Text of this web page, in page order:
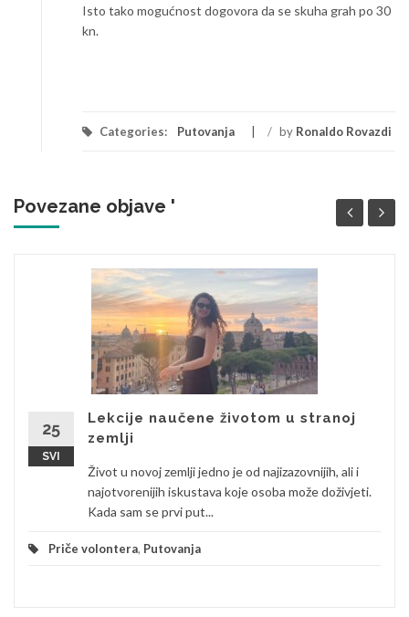
Isto tako mogućnost dogovora da se skuha grah po 30
kn.
Categories: Putovanja / by Ronaldo Rovazdi
Povezane objave '
25
SVI
Lekcije naučene životom u stranoj
zemlji
Život u novoj zemlji jedno je od najizazovnijih, ali i
najotvorenijih iskustava koje osoba može doživjeti.
Kada sam se prvi put...
Priče volontera, Putovanja